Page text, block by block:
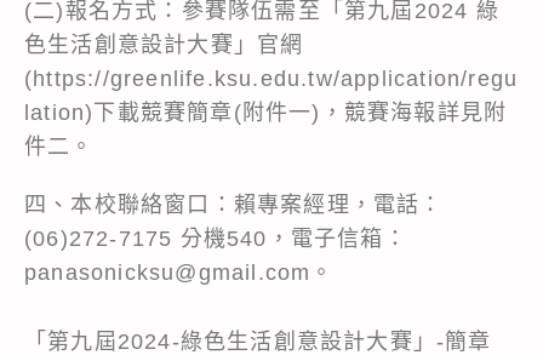
(二)報名方式：參賽隊伍需至「第九屆2024 綠
色生活創意設計大賽」官網
(https://greenlife.ksu.edu.tw/application/regu
lation)下載競賽簡章(附件一)，競賽海報詳見附
件二。
四、本校聯絡窗口：賴專案經理，電話：
(06)272-7175 分機540，電子信箱：
panasonicksu@gmail.com。
「第九屆2024-綠色生活創意設計大賽」-簡章